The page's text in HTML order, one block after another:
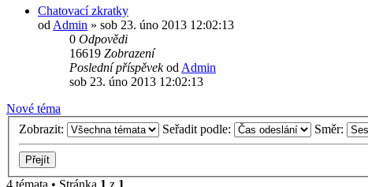
Chatovací zkratky
od Admin » sob 23. úno 2013 12:02:13
0 Odpovědi
16619 Zobrazení
Poslední příspěvekod Admin
sob 23. úno 2013 12:02:13
Nové téma
Zobrazit:
Seřadit podle: Směr:
4 témata • Stránka 1 z 1